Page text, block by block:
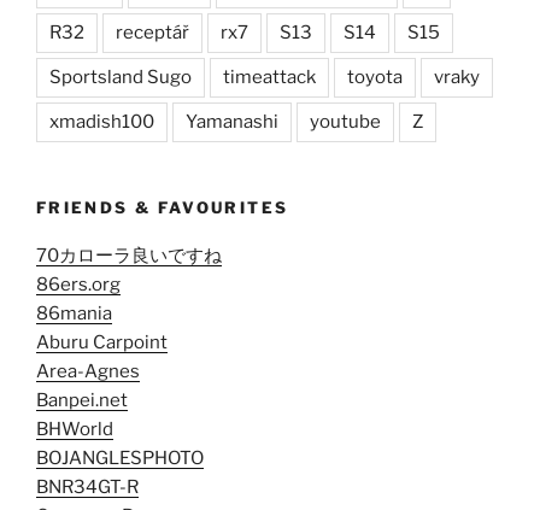
R32 receptář rx7 S13 S14 S15
Sportsland Sugo timeattack toyota vraky
xmadish100 Yamanashi youtube Z
FRIENDS & FAVOURITES
70カローラ良いですね
86ers.org
86mania
Aburu Carpoint
Area-Agnes
Banpei.net
BHWorld
BOJANGLESPHOTO
BNR34GT-R